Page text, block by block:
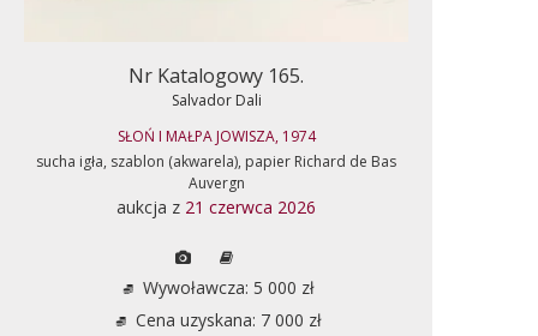
Nr Katalogowy 165.
Salvador Dali
SŁOŃ I MAŁPA JOWISZA, 1974
sucha igła, szablon (akwarela), papier Richard de Bas
Auvergn
aukcja z 21 czerwca 2026
Wywoławcza: 5 000 zł
Cena uzyskana: 7 000 zł